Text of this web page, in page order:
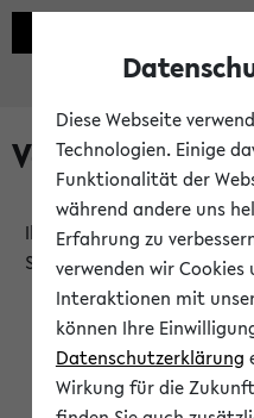
Verlauf
Ihr Verlauf ist leer. Er wird
Sitzung füllen.
Diese Webseite
Technologien. Einige
Funktionalität der
während andere uns
Erfahrung zu
verwenden wir
Interaktionen mit
können Ihre
Datenschutzerklärung
Wirkung für die